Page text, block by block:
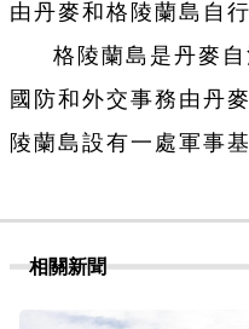
由丹麥和格陵蘭島自行
格陵蘭島是丹麥
國防和外交事務由丹
陵蘭島設有一處軍事
相關新聞